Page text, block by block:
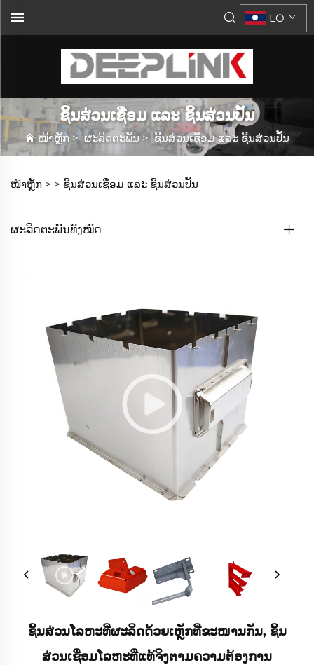
LO
ຊິ້ນສ່ວນເຊື່ອມ ແລະ ຊິ້ນສ່ວນປັ້ນ
ໜ້າຫຼັກ >ຜະລິດຕະພັນ >ຊິ້ນສ່ວນເຊື່ອມ ແລະ ຊິ້ນສ່ວນປັ້ນ
ໜ້າຫຼັກ > > ຊິ້ນສ່ວນເຊື່ອມ ແລະ ຊິ້ນສ່ວນປັ້ນ
ຜະລິດຕະພັນທັງໝົດ
ຊິ້ນສ່ວນໂລຫະທີ່ຜະລິດດ້ວຍເຫຼັກທີ່ຂະໜານກັນ, ຊິ້ນ
ສ່ວນເຊື່ອມໂລຫະທີ່ແທ້ຈິງຕາມຄວາມຕ້ອງການ